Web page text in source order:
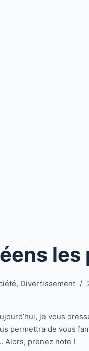
, Divertissement
je vous
permettra de vous
Alors, prenez note !